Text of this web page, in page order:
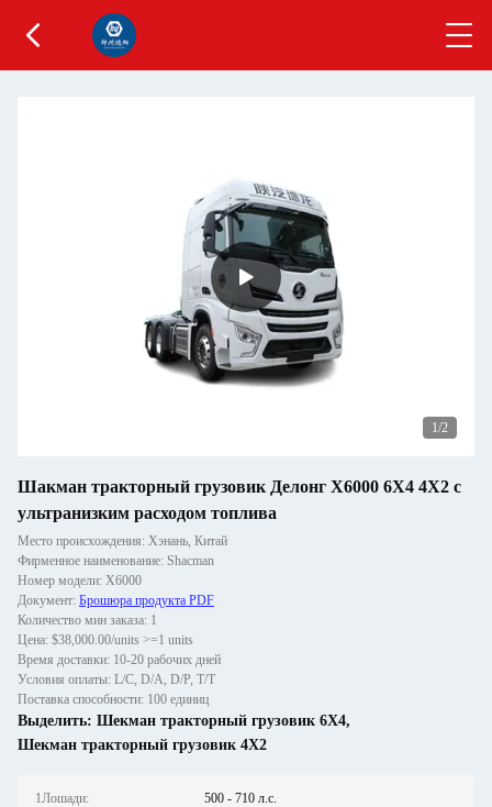
1/2
Шакман тракторный грузовик Делонг X6000 6X4 4X2 с
ультранизким расходом топлива
Место происхождения: Хэнань, Китай
Фирменное наименование: Shacman
Номер модели: X6000
Документ: Брошюра продукта PDF
Количество мин заказа: 1
Цена: $38,000.00/units >=1 units
Время доставки: 10-20 рабочих дней
Условия оплаты: L/C, D/A, D/P, T/T
Поставка способности: 100 единиц
Выделить: Шекман тракторный грузовик 6X4,
Шекман тракторный грузовик 4X2
1Лошади: 500 - 710 л.с.